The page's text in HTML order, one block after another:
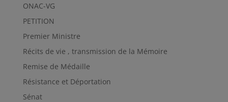
ONAC-VG
PETITION
Premier Ministre
Récits de vie , transmission de la Mémoire
Remise de Médaille
Résistance et Déportation
Sénat